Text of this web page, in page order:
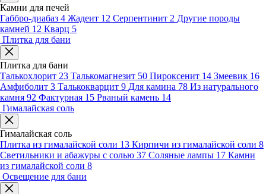
Камни для печей
Габбро-диабаз 4 Жадеит 12 Серпентинит 2 Другие породы
камней 12 Кварц 5
Плитка для бани
Плитка для бани
Талькохлорит 23 Талькомагнезит 50 Пироксенит 14 Змеевик 16
Амфиболит 3 Талькокварцит 9 Для камина 78 Из натурального
камня 92 Фактурная 15 Рваный камень 14
Гималайская соль
Гималайская соль
Плитка из гималайской соли 13 Кирпичи из гималайской соли 8
Светильники и абажуры с солью 37 Соляные лампы 17 Камни
из гималайской соли 8
Освещение для бани